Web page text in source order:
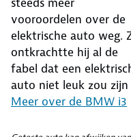
vooroordelen over de
elektrische auto weg.
ontkrachtte hij al de
fabel dat een
auto niet leuk zou
Meer over de BMW i3